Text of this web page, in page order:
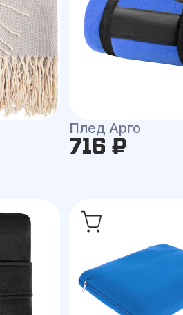
Плед Арго
716 ₽